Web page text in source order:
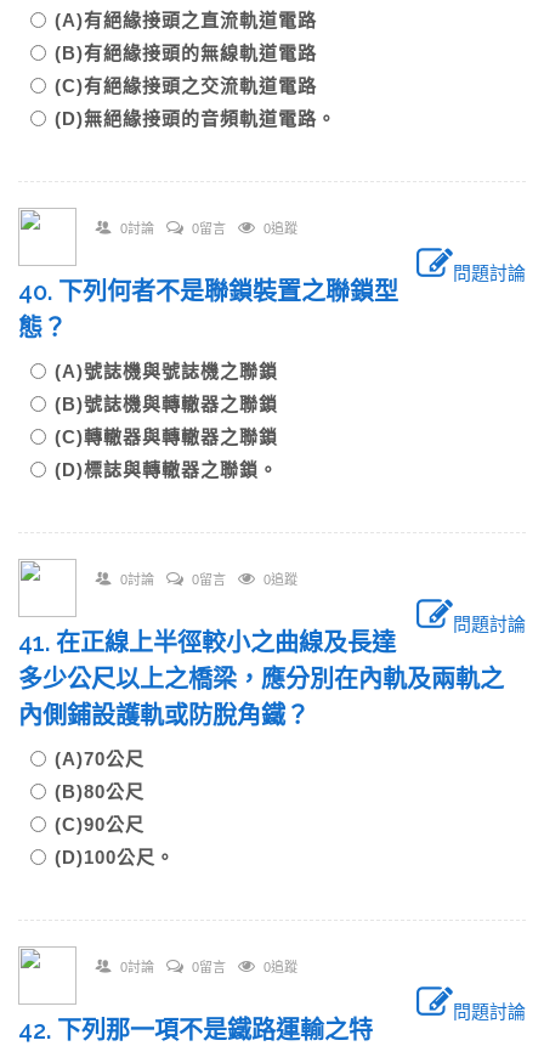
(A)有絕緣接頭之直流軌道電路
(B)有絕緣接頭的無線軌道電路
(C)有絕緣接頭之交流軌道電路
(D)無絕緣接頭的音頻軌道電路。
0討論 0留言 0追蹤
問題討論
40. 下列何者不是聯鎖裝置之聯鎖型
態？
(A)號誌機與號誌機之聯鎖
(B)號誌機與轉轍器之聯鎖
(C)轉轍器與轉轍器之聯鎖
(D)標誌與轉轍器之聯鎖。
0討論 0留言 0追蹤
問題討論
41. 在正線上半徑較小之曲線及長達
多少公尺以上之橋梁，應分別在內軌及兩軌之
內側鋪設護軌或防脫角鐵？
(A)70公尺
(B)80公尺
(C)90公尺
(D)100公尺。
0討論 0留言 0追蹤
問題討論
42. 下列那一項不是鐵路運輸之特